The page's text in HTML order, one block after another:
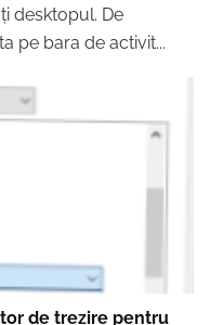
desktopul. De
pe bara de activit...
de trezire pentru